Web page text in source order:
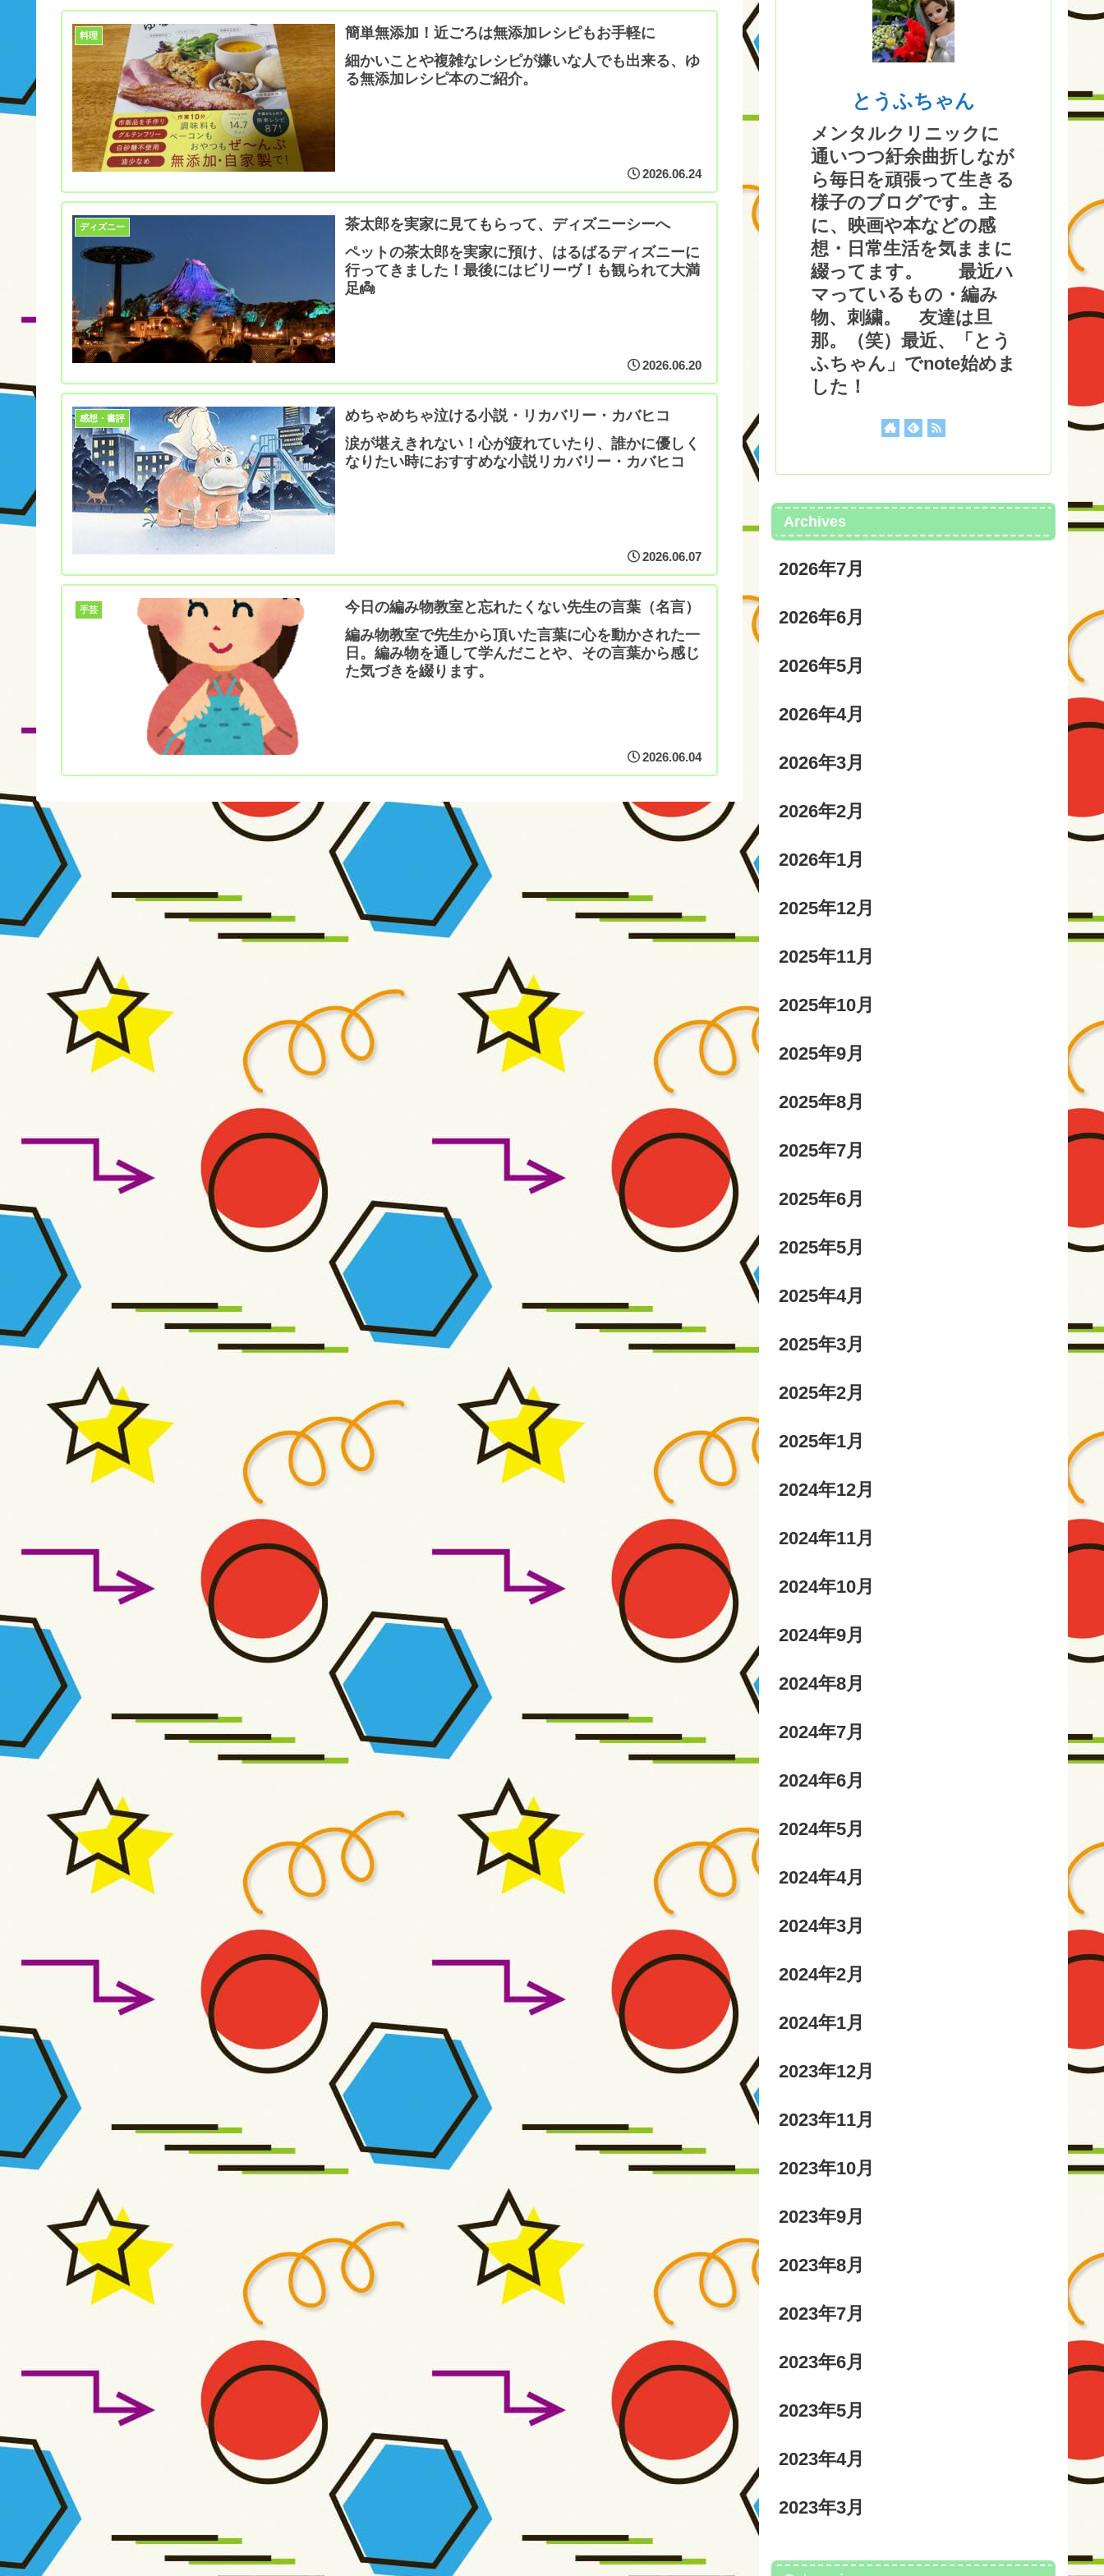
料理
簡単無添加！近ごろは無添加レシピもお手軽に
細かいことや複雑なレシピが嫌いな人でも出来る、ゆ
る無添加レシピ本のご紹介。
2026.06.24
ディズニー
茶太郎を実家に見てもらって、ディズニーシーへ
ペットの茶太郎を実家に預け、はるばるディズニーに
行ってきました！最後にはビリーヴ！も観られて大満
足👼
2026.06.20
感想・書評
めちゃめちゃ泣ける小説・リカバリー・カバヒコ
涙が堪えきれない！心が疲れていたり、誰かに優しく
なりたい時におすすめな小説リカバリー・カバヒコ
2026.06.07
手芸
今日の編み物教室と忘れたくない先生の言葉（名言）
編み物教室で先生から頂いた言葉に心を動かされた一
日。編み物を通して学んだことや、その言葉から感じ
た気づきを綴ります。
2026.06.04
とうふちゃん
メンタルクリニックに
通いつつ紆余曲折しなが
ら毎日を頑張って生きる
様子のブログです。主
に、映画や本などの感
想・日常生活を気ままに
綴ってます。 最近ハ
マっているもの・編み
物、刺繍。 友達は旦
那。（笑）最近、「とう
ふちゃん」でnote始めま
した！
Archives
2026年7月
2026年6月
2026年5月
2026年4月
2026年3月
2026年2月
2026年1月
2025年12月
2025年11月
2025年10月
2025年9月
2025年8月
2025年7月
2025年6月
2025年5月
2025年4月
2025年3月
2025年2月
2025年1月
2024年12月
2024年11月
2024年10月
2024年9月
2024年8月
2024年7月
2024年6月
2024年5月
2024年4月
2024年3月
2024年2月
2024年1月
2023年12月
2023年11月
2023年10月
2023年9月
2023年8月
2023年7月
2023年6月
2023年5月
2023年4月
2023年3月